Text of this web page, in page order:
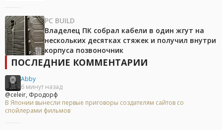
PC BUILD
Владелец ПК собрал кабели в один жгут на
нескольких десятках стяжек и получил внутри
корпуса позвоночник
ПОСЛЕДНИЕ КОММЕНТАРИИ
Abby
6 минут назад
@celeir, Фродорф
В Японии вынесли первые приговоры создателям сайтов со
спойлерами фильмов